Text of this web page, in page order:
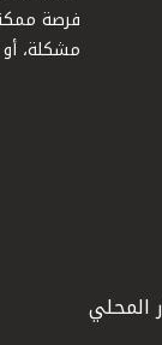
فرصة
مشكلة، أو
المحلي